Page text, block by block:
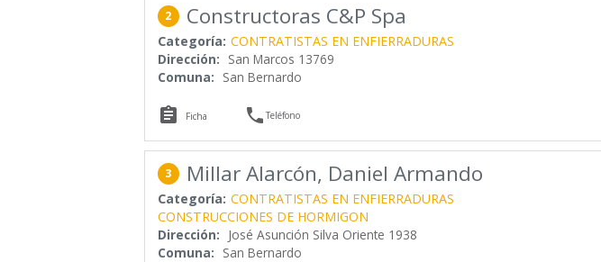
2 Constructoras C&P Spa
Categoría: CONTRATISTAS EN ENFIERRADURAS
Dirección: San Marcos 13769
Comuna: San Bernardo
 Ficha Teléfono
3 Millar Alarcón, Daniel Armando
Categoría: CONTRATISTAS EN ENFIERRADURAS
CONSTRUCCIONES DE HORMIGON
Dirección: José Asunción Silva Oriente 1938
Comuna: San Bernardo